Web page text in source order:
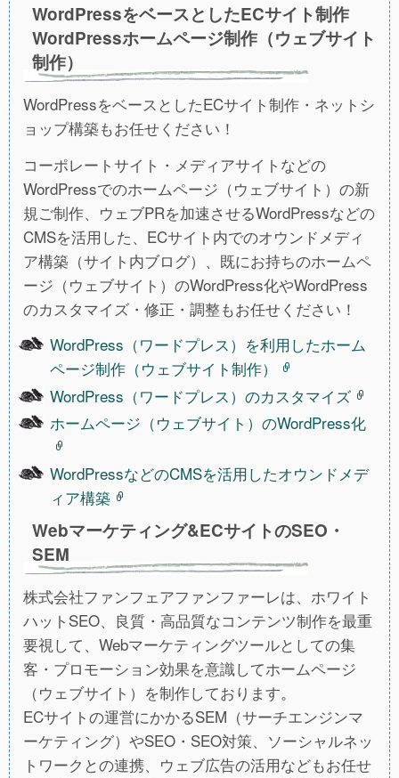
WordPressをベースとしたECサイト制作
WordPressホームページ制作（ウェブサイト
制作）
WordPressをベースとしたECサイト制作・ネットシ
ョップ構築もお任せください！
コーポレートサイト・メディアサイトなどの
WordPressでのホームページ（ウェブサイト）の新
規ご制作、ウェブPRを加速させるWordPressなどの
CMSを活用した、ECサイト内でのオウンドメディ
ア構築（サイト内ブログ）、既にお持ちのホームペ
ージ（ウェブサイト）のWordPress化やWordPress
のカスタマイズ・修正・調整もお任せください！
WordPress（ワードプレス）を利用したホーム
ページ制作（ウェブサイト制作）
WordPress（ワードプレス）のカスタマイズ
ホームページ（ウェブサイト）のWordPress化
WordPressなどのCMSを活用したオウンドメデ
ィア構築
Webマーケティング&ECサイトのSEO・
SEM
株式会社ファンフェアファンファーレは、ホワイト
ハットSEO、良質・高品質なコンテンツ制作を最重
要視して、Webマーケティングツールとしての集
客・プロモーション効果を意識してホームページ
（ウェブサイト）を制作しております。
ECサイトの運営にかかるSEM（サーチエンジンマ
ーケティング）やSEO・SEO対策、ソーシャルネッ
トワークとの連携、ウェブ広告の活用などもお任せ